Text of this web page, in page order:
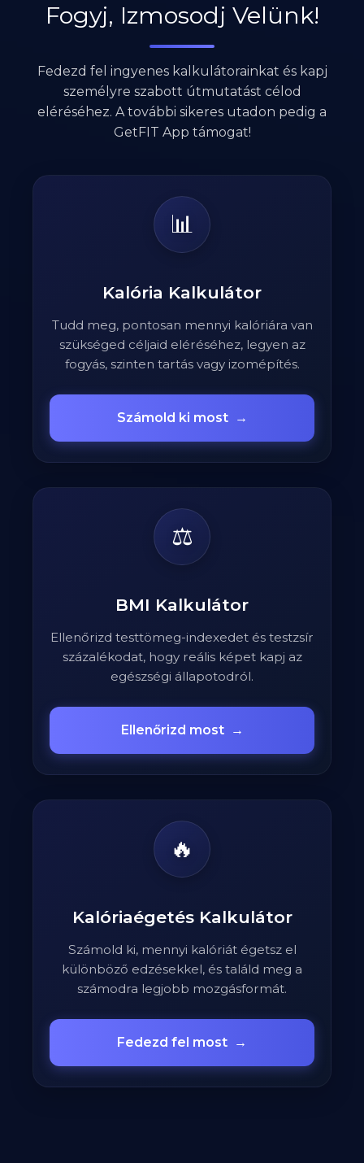
Fogyj, Izmosodj Velünk!
Fedezd fel ingyenes kalkulátorainkat és kapj
személyre szabott útmutatást célod
eléréséhez. A további sikeres utadon pedig a
GetFIT App támogat!
📊
Kalória Kalkulátor
Tudd meg, pontosan mennyi kalóriára van
szükséged céljaid eléréséhez, legyen az
fogyás, szinten tartás vagy izomépítés.
Számold ki most →
⚖️
BMI Kalkulátor
Ellenőrizd testtömeg-indexedet és testzsír
százalékodat, hogy reális képet kapj az
egészségi állapotodról.
Ellenőrizd most →
🔥
Kalóriaégetés Kalkulátor
Számold ki, mennyi kalóriát égetsz el
különböző edzésekkel, és találd meg a
számodra legjobb mozgásformát.
Fedezd fel most →